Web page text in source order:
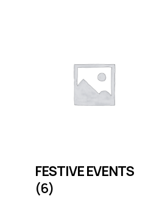
FESTIVE EVENTS
(6)